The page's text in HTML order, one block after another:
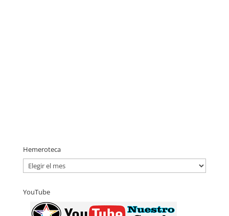
Hemeroteca
e
m
YouTube